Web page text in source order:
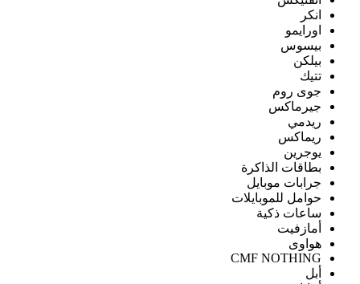
انكر
اورايمو
بيسوس
بيلكن
تتيك
جوى روم
جيرماكس
ريدمي
ريماكس
يوجرين
بطاقات الذاكرة
جرابات موبايل
حوامل للموبايلات
ساعات ذكية
أمازفيت
هواوى
CMF NOTHING
أبل